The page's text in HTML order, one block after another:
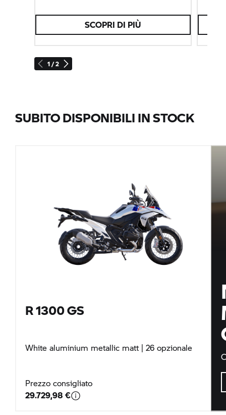
1 / 2
SCOPRI DI PIÙ
SUBITO DISPONIBILI IN STOCK
R 1300 GS
White aluminium metallic matt| 26 opzionale
Prezzo consigliato
29.729,98 €